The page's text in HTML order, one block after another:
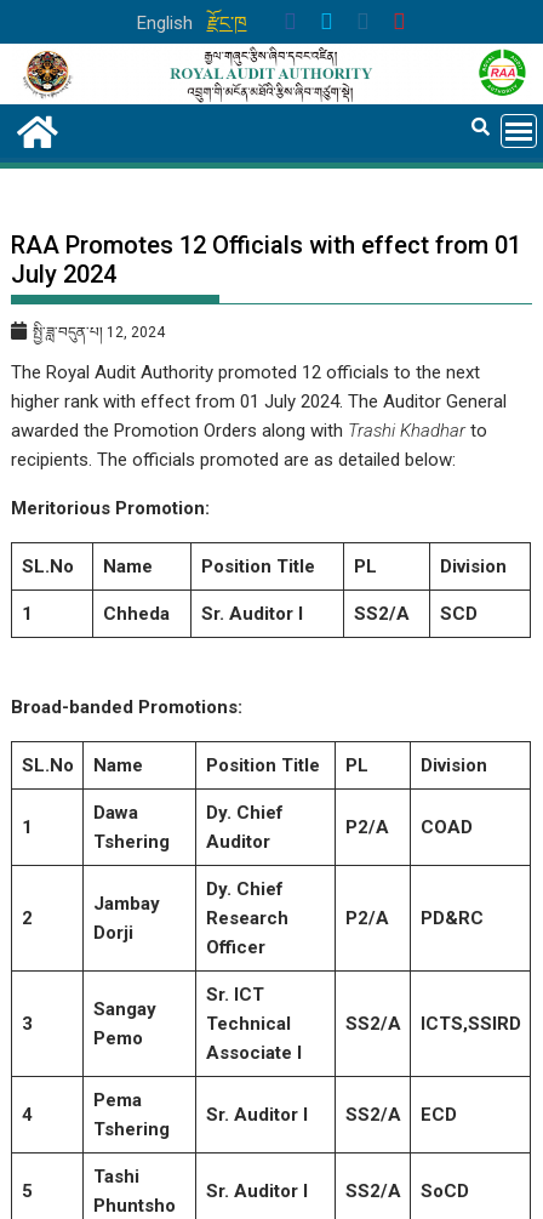
to
content
English རྫོང་ཁ
RAA Promotes 12 Officials with effect from 01
July 2024
སྤྱི་ཟླ་བདུན་པ། 12, 2024
The Royal Audit Authority promoted 12 officials to the next
higher rank with effect from 01 July 2024. The Auditor General
awarded the Promotion Orders along with Trashi Khadharto
recipients. The officials promoted are as detailed below:
Meritorious Promotion:
SL.No Name Position Title PL Division
1 Chheda Sr. Auditor I SS2/A SCD
Broad-banded Promotions:
SL.No Name Position Title PL Division
1
Dawa
Tshering
Dy. Chief
Auditor
P2/A COAD
2
Jambay
Dorji
Dy. Chief
Research
Officer
P2/A PD&RC
3
Sangay
Pemo
Sr. ICT
Technical
Associate I
SS2/A ICTS,SSIRD
4
Pema
Tshering
Sr. Auditor I SS2/A ECD
5
Tashi
Phuntsho
Sr. Auditor I SS2/A SoCD